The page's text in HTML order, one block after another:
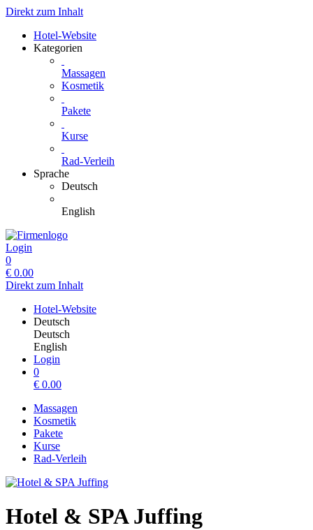
Direkt zum Inhalt
Hotel-Website
Kategorien
Massagen
Kosmetik
Pakete
Kurse
Rad-Verleih
Sprache
Deutsch
English
Login
0
€ 0.00
Direkt zum Inhalt
Hotel-Website
Deutsch
Deutsch
English
Login
0
€ 0.00
Massagen
Kosmetik
Pakete
Kurse
Rad-Verleih
Hotel & SPA Juffing